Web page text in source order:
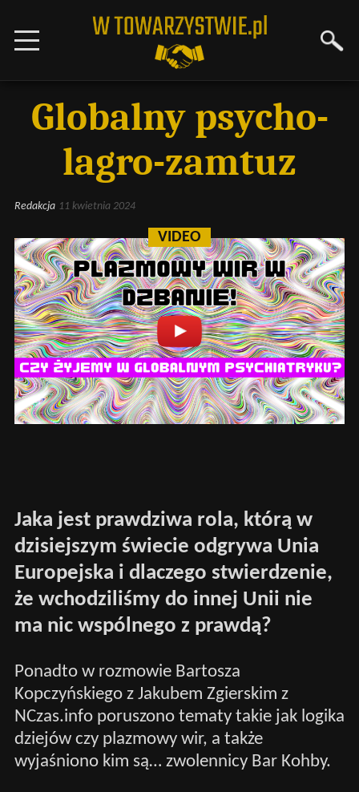
Globalny psycho-
lagro-zamtuz
Redakcja 11 kwietnia 2024
VIDEO
Jaka jest prawdziwa rola, którą w
dzisiejszym świecie odgrywa Unia
Europejska i dlaczego stwierdzenie,
że wchodziliśmy do innej Unii nie
ma nic wspólnego z prawdą?
Ponadto w rozmowie Bartosza
Kopczyńskiego z Jakubem Zgierskim z
NCzas.info poruszono tematy takie jak logika
dziejów czy plazmowy wir, a także
wyjaśniono kim są… zwolennicy Bar Kohby.